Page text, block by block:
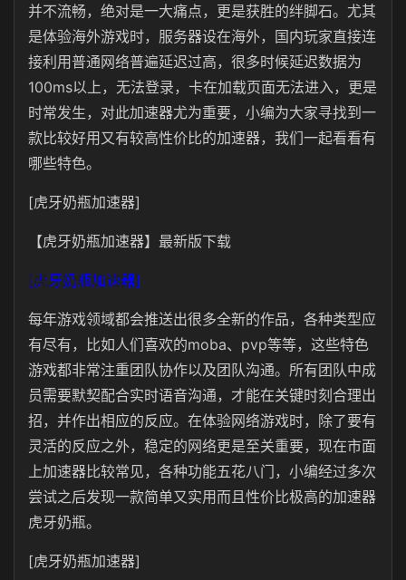
并不流畅，绝对是一大痛点，更是获胜的绊脚石。尤其
是体验海外游戏时，服务器设在海外，国内玩家直接连
接利用普通网络普遍延迟过高，很多时候延迟数据为
100ms以上，无法登录，卡在加载页面无法进入，更是
时常发生，对此加速器尤为重要，小编为大家寻找到一
款比较好用又有较高性价比的加速器，我们一起看看有
哪些特色。
[虎牙奶瓶加速器]
【虎牙奶瓶加速器】最新版下载
[虎牙奶瓶加速器]
每年游戏领域都会推送出很多全新的作品，各种类型应
有尽有，比如人们喜欢的moba、pvp等等，这些特色
游戏都非常注重团队协作以及团队沟通。所有团队中成
员需要默契配合实时语音沟通，才能在关键时刻合理出
招，并作出相应的反应。在体验网络游戏时，除了要有
灵活的反应之外，稳定的网络更是至关重要，现在市面
上加速器比较常见，各种功能五花八门，小编经过多次
尝试之后发现一款简单又实用而且性价比极高的加速器
虎牙奶瓶。
[虎牙奶瓶加速器]